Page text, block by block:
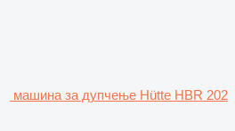
машина за дупчење Hütte HBR 202